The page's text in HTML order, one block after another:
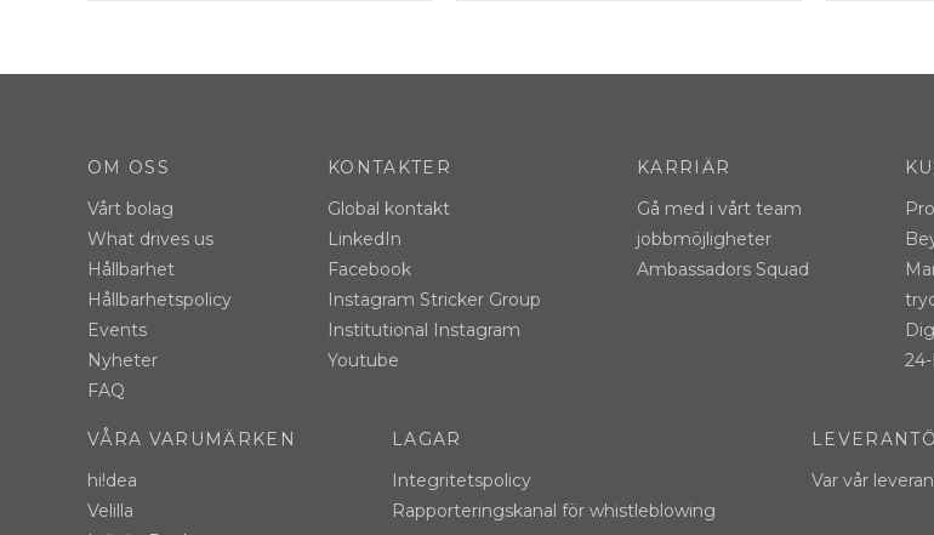
OM OSS
Vårt bolag
What drives us
Hållbarhet
Hållbarhetspolicy
Events
Nyheter
FAQ
KONTAKTER
Global kontakt
LinkedIn
Facebook
Instagram Stricker Group
Institutional Instagram
Youtube
KARRIÄR
Gå med i vårt team
jobbmöjligheter
Ambassadors Squad
VÅRA VARUMÄRKEN
hi!dea
Velilla
LAGAR
Integritetspolicy
Rapporteringskanal för whistleblowing
Var vår